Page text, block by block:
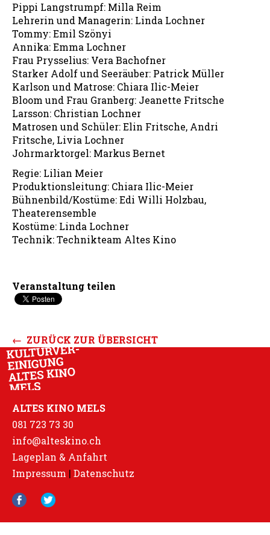
Pippi Langstrumpf: Milla Reim
Lehrerin und Managerin: Linda Lochner
Tommy: Emil Szönyi
Annika: Emma Lochner
Frau Prysselius: Vera Bachofner
Starker Adolf und Seeräuber: Patrick Müller
Karlson und Matrose: Chiara Ilic-Meier
Bloom und Frau Granberg: Jeanette Fritsche
Larsson: Christian Lochner
Matrosen und Schüler: Elin Fritsche, Andri
Fritsche, Livia Lochner
Johrmarktorgel: Markus Bernet
Regie: Lilian Meier
Produktionsleitung: Chiara Ilic-Meier
Bühnenbild/Kostüme: Edi Willi Holzbau,
Theaterensemble
Kostüme: Linda Lochner
Technik: Technikteam Altes Kino
Veranstaltung teilen
← ZURÜCK ZUR ÜBERSICHT
ALTES KINO MELS
081 723 73 30
info@alteskino.ch
Lageplan & Anfahrt
Impressum | Datenschutz